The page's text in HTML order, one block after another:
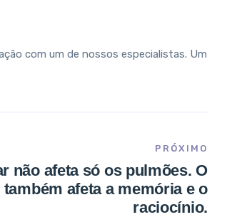
com um de nossos especialistas. Um
PRÓXIMO
não afeta só os pulmões. O
também afeta a memória e o
raciocínio.